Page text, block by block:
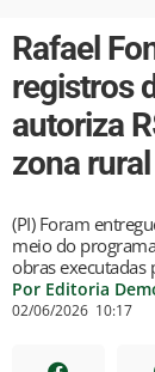
Rafael
registros
autoriza
zona
(PI) Foram
meio do
obras executadas
Por Editoria
02/06/2026 10:17